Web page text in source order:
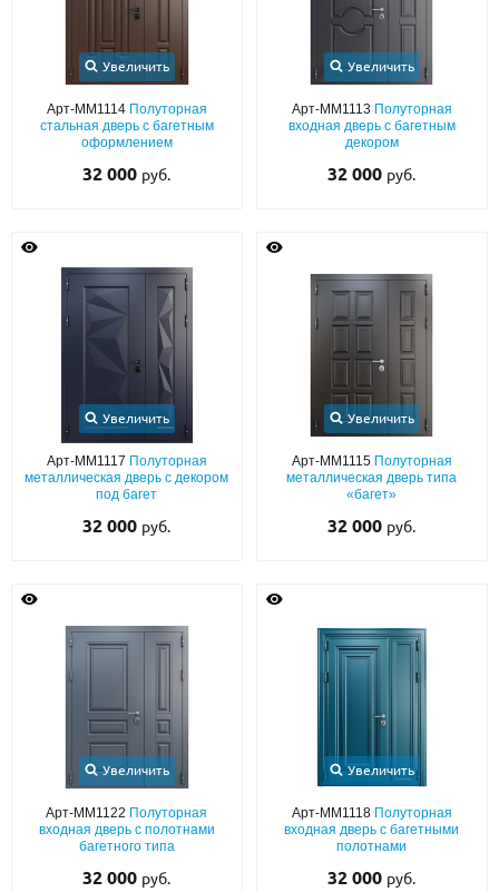
Увеличить
Арт-ММ1114 Полуторная
стальная дверь с багетным
оформлением
32 000 руб.
Увеличить
Арт-ММ1113 Полуторная
входная дверь с багетным
декором
32 000 руб.
Увеличить
Арт-ММ1117 Полуторная
металлическая дверь с декором
под багет
32 000 руб.
Увеличить
Арт-ММ1115 Полуторная
металлическая дверь типа
«багет»
32 000 руб.
Увеличить
Арт-ММ1122 Полуторная
входная дверь с полотнами
багетного типа
32 000 руб.
Увеличить
Арт-ММ1118 Полуторная
входная дверь с багетными
полотнами
32 000 руб.